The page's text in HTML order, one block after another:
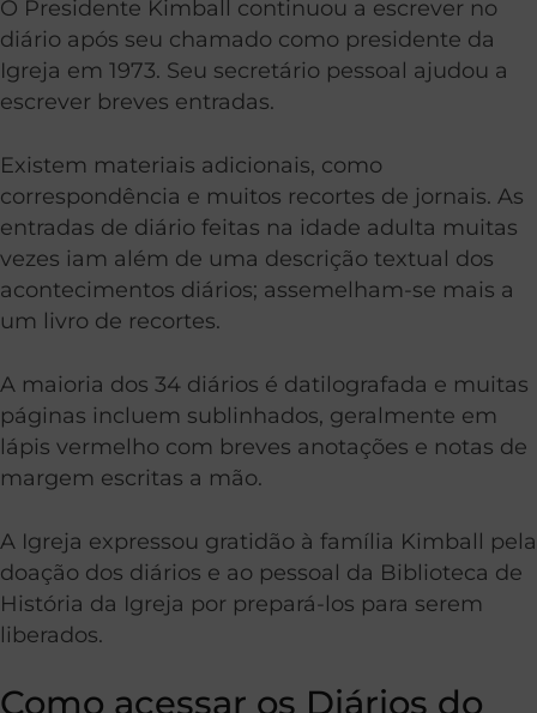
O Presidente Kimball continuou a escrever no
diário após seu chamado como presidente da
Igreja em 1973. Seu secretário pessoal ajudou a
escrever breves entradas.
Existem materiais adicionais, como
correspondência e muitos recortes de jornais. As
entradas de diário feitas na idade adulta muitas
vezes iam além de uma descrição textual dos
acontecimentos diários; assemelham-se mais a
um livro de recortes.
A maioria dos 34 diários é datilografada e muitas
páginas incluem sublinhados, geralmente em
lápis vermelho com breves anotações e notas de
margem escritas a mão.
A Igreja expressou gratidão à família Kimball pela
doação dos diários e ao pessoal da Biblioteca de
História da Igreja por prepará-los para serem
liberados.
Como acessar os Diários do